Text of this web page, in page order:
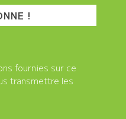
fournies sur ce
transmettre les